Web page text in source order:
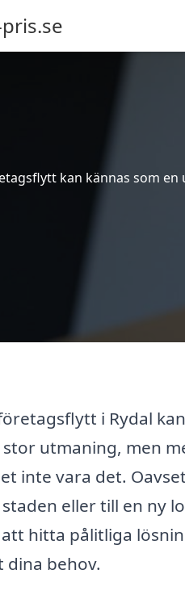
kan kännas som
i Rydal kan
stor utmaning, men
inte vara det.
eller till en ny
hitta pålitliga
dina behov.